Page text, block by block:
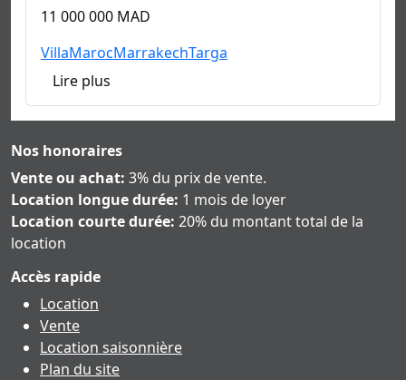
11 000 000 MAD
VillaMarocMarrakechTarga
Lire plus
Nos honoraires
Vente ou achat: 3% du prix de vente.
Location longue durée: 1 mois de loyer
Location courte durée: 20% du montant total de la
location
Accès rapide
Location
Vente
Location saisonnière
Plan du site